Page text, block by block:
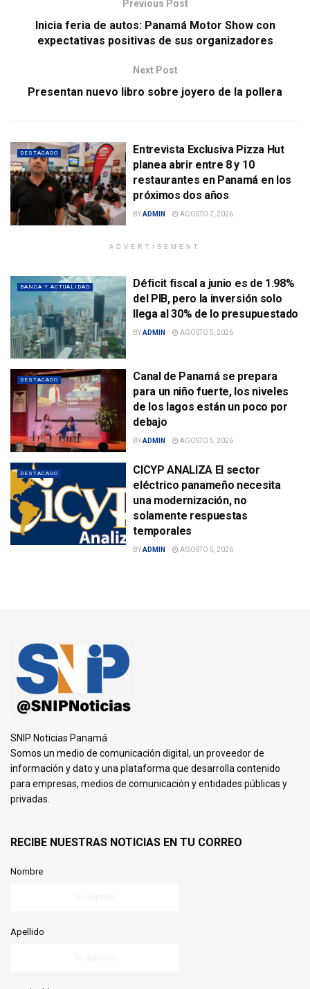
Previous Post
Inicia feria de autos: Panamá Motor Show con
expectativas positivas de sus organizadores
Next Post
Presentan nuevo libro sobre joyero de la pollera
DESTACADO
Entrevista Exclusiva Pizza Hut
planea abrir entre 8 y 10
restaurantes en Panamá en los
próximos dos años
BYADMIN AGOSTO 7, 2026
ADVERTISEMENT
BANCA Y ACTUALIDAD
Déficit fiscal a junio es de 1.98%
del PIB, pero la inversión solo
llega al 30% de lo presupuestado
BYADMIN AGOSTO 5, 2026
DESTACADO
Canal de Panamá se prepara
para un niño fuerte, los niveles
de los lagos están un poco por
debajo
BYADMIN AGOSTO 5, 2026
DESTACADO
CICYP ANALIZA El sector
eléctrico panameño necesita
una modernización, no
solamente respuestas
temporales
BYADMIN AGOSTO 5, 2026
SNIP Noticias Panamá
Somos un medio de comunicación digital, un proveedor de
información y dato y una plataforma que desarrolla contenido
para empresas, medios de comunicación y entidades públicas y
privadas.
RECIBE NUESTRAS NOTICIAS EN TU CORREO
Nombre
Apellido